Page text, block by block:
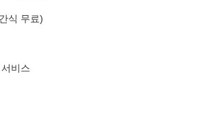
식 무료)
비스